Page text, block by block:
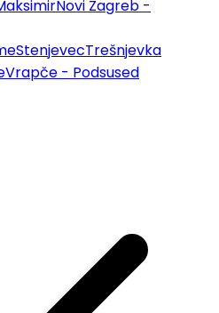
Novi Zagreb -
StenjevecTrešnjevka
Vrapče - Podsused